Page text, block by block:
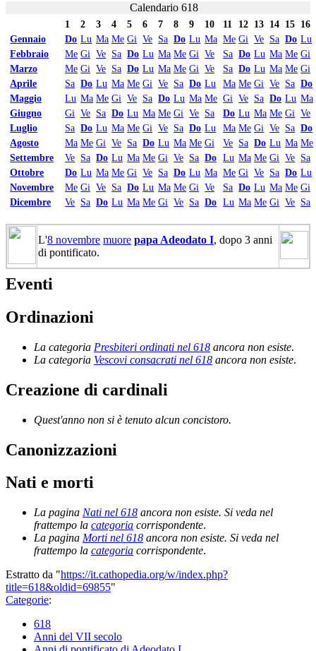
Calendario 618
1 2 3 4 5 6 7 8 9 10 11 12 13 14 15 16
Gennaio
Do Lu Ma Me Gi Ve Sa Do Lu Ma Me Gi Ve Sa Do Lu
Febbraio
Me Gi Ve Sa Do Lu Ma Me Gi Ve Sa Do Lu Ma Me Gi
Marzo
Me Gi Ve Sa Do Lu Ma Me Gi Ve Sa Do Lu Ma Me Gi
Aprile
Sa Do Lu Ma Me Gi Ve Sa Do Lu Ma Me Gi Ve Sa Do
Maggio
Lu Ma Me Gi Ve Sa Do Lu Ma Me Gi Ve Sa Do Lu Ma
Giugno
Gi Ve Sa Do Lu Ma Me Gi Ve Sa Do Lu Ma Me Gi Ve
Luglio
Sa Do Lu Ma Me Gi Ve Sa Do Lu Ma Me Gi Ve Sa Do
Agosto
Ma Me Gi Ve Sa Do Lu Ma Me Gi Ve Sa Do Lu Ma Me
Settembre
Ve Sa Do Lu Ma Me Gi Ve Sa Do Lu Ma Me Gi Ve Sa
Ottobre
Do Lu Ma Me Gi Ve Sa Do Lu Ma Me Gi Ve Sa Do Lu
Novembre
Me Gi Ve Sa Do Lu Ma Me Gi Ve Sa Do Lu Ma Me Gi
Dicembre
Ve Sa Do Lu Ma Me Gi Ve Sa Do Lu Ma Me Gi Ve Sa
L'8 novembre muore papa Adeodato I, dopo 3 anni
di pontificato.
Eventi
Ordinazioni
La categoria Presbiteri ordinati nel 618 ancora non esiste.
La categoria Vescovi consacrati nel 618 ancora non esiste.
Creazione di cardinali
Quest'anno non si è tenuto alcun concistoro.
Canonizzazioni
Nati e morti
La pagina Nati nel 618 ancora non esiste. Si veda nel
frattempo la categoria corrispondente.
La pagina Morti nel 618 ancora non esiste. Si veda nel
frattempo la categoria corrispondente.
Estratto da "https://it.cathopedia.org/w/index.php?
title=618&oldid=69855"
Categorie:
618
Anni del VII secolo